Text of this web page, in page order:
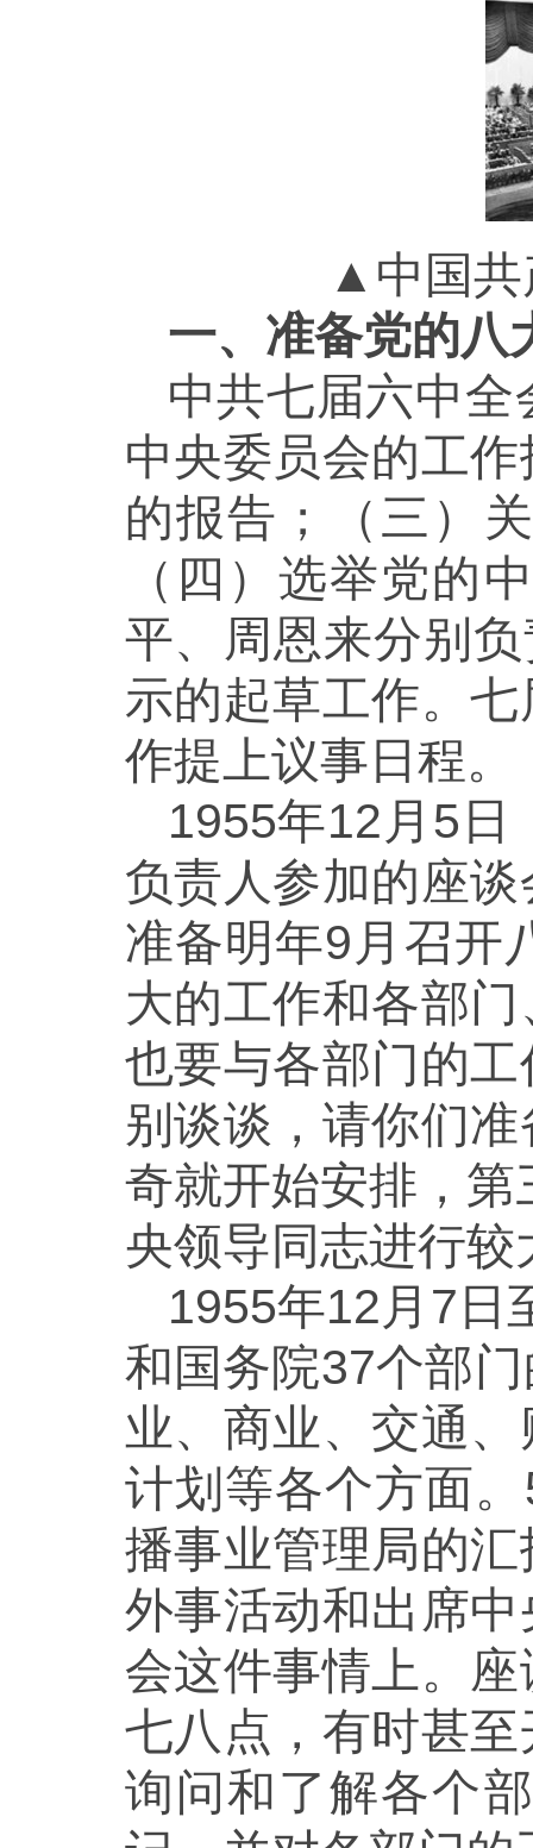
▲中国共
一、准备党的八
中共七届六中
中央委员会的工
的报告；（三）
（四）选举党的
平、周恩来分别
示的起草工作。
作提上议事日程。
1955年12月5日
负责人参加的座
准备明年9月召开
大的工作和各部
也要与各部门的
别谈谈，请你们
奇就开始安排，
央领导同志进行
1955年12月7日
和国务院37个部
业、商业、交通
计划等各个方面
播事业管理局的
外事活动和出席
会这件事情上。
七八点，有时甚
询问和了解各个